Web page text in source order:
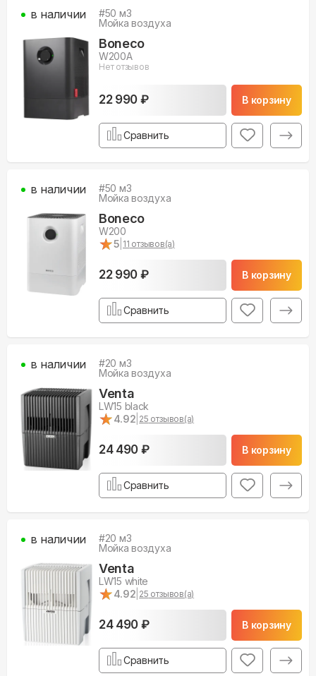
#50 м3
Мойка воздуха
Boneco
W200A
Нет отзывов
22 990 ₽ В корзину
в наличии
Сравнить
#50 м3
Мойка воздуха
Boneco
W200
★
★5 11 отзывов(а)
22 990 ₽ В корзину
в наличии
Сравнить
#20 м3
Мойка воздуха
Venta
LW15 black
★
★4.92 25 отзывов(а)
24 490 ₽ В корзину
в наличии
Сравнить
#20 м3
Мойка воздуха
Venta
LW15 white
★
★4.92 25 отзывов(а)
24 490 ₽ В корзину
в наличии
Сравнить